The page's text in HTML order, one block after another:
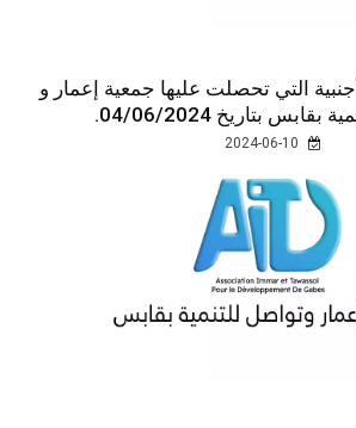
التي تحصلت عليها جمعية إعمار و
بتاريخ 04/06/2024.